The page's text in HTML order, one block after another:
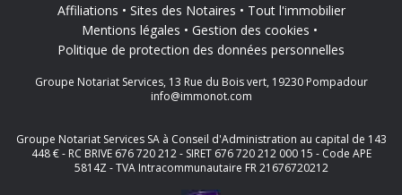
Affiliations
Sites des Notaires
Tout l'immobilier
Mentions légales
Gestion des cookies
Politique de protection des données personnelles
Groupe Notariat Services, 13 Rue du Bois vert, 19230 Pompadour
info@immonot.com
Groupe Notariat Services SA à Conseil d'Administration au capital de 143
448 € - RC BRIVE 676 720 212 - SIRET 676 720 212 000 15 - Code APE
5814Z - TVA Intracommunautaire FR 21676720212